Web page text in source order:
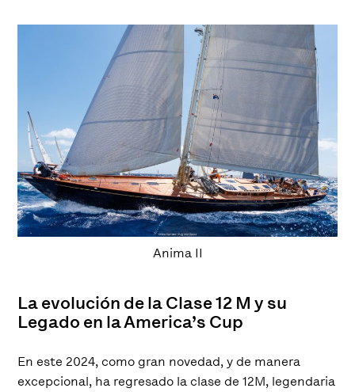
Anima II
La evolución de la Clase 12 M y su
Legado en la America’s Cup
En este 2024, como gran novedad, y de manera
excepcional, ha regresado la clase de 12M, legendaria